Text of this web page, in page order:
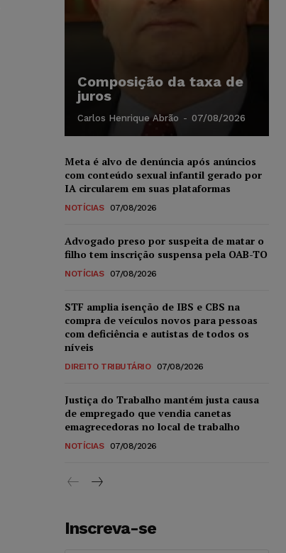
Composição da taxa de
juros
Carlos Henrique Abrão - 07/08/2026
Meta é alvo de denúncia após anúncios
com conteúdo sexual infantil gerado por
IA circularem em suas plataformas
NOTÍCIAS 07/08/2026
Advogado preso por suspeita de matar o
filho tem inscrição suspensa pela OAB-TO
NOTÍCIAS 07/08/2026
STF amplia isenção de IBS e CBS na
compra de veículos novos para pessoas
com deficiência e autistas de todos os
níveis
DIREITO TRIBUTÁRIO 07/08/2026
Justiça do Trabalho mantém justa causa
de empregado que vendia canetas
emagrecedoras no local de trabalho
NOTÍCIAS 07/08/2026
Inscreva-se